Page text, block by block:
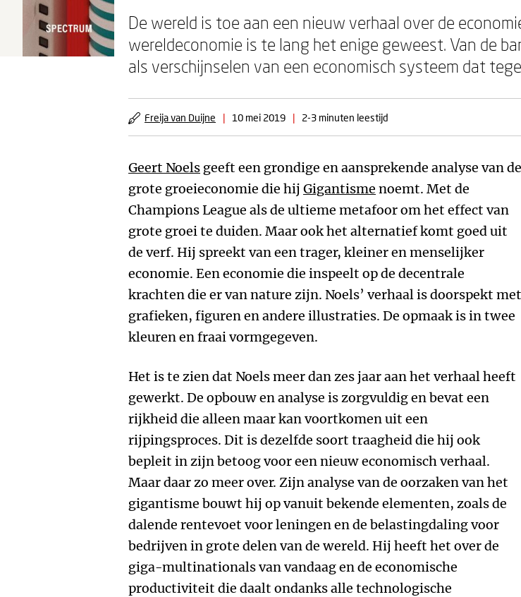
De wereld is toe aan een nieuw verhaal over de
wereldeconomie is te lang het enige geweest. Van de
als verschijnselen van een economisch systeem dat
Freija van Duijne | 10 mei 2019 | 2-3 minuten leestijd
Geert Noels geeft een grondige en aansprekende analyse van de
grote groeieconomie die hij Gigantisme noemt. Met de
Champions League als de ultieme metafoor om het effect van
grote groei te duiden. Maar ook het alternatief komt goed uit
de verf. Hij spreekt van een trager, kleiner en menselijker
economie. Een economie die inspeelt op de decentrale
krachten die er van nature zijn. Noels’ verhaal is doorspekt met
grafieken, figuren en andere illustraties. De opmaak is in twee
kleuren en fraai vormgegeven.
Het is te zien dat Noels meer dan zes jaar aan het verhaal heeft
gewerkt. De opbouw en analyse is zorgvuldig en bevat een
rijkheid die alleen maar kan voortkomen uit een
rijpingsproces. Dit is dezelfde soort traagheid die hij ook
bepleit in zijn betoog voor een nieuw economisch verhaal.
Maar daar zo meer over. Zijn analyse van de oorzaken van het
gigantisme bouwt hij op vanuit bekende elementen, zoals de
dalende rentevoet voor leningen en de belastingdaling voor
bedrijven in grote delen van de wereld. Hij heeft het over de
giga-multinationals van vandaag en de economische
productiviteit die daalt ondanks alle technologische